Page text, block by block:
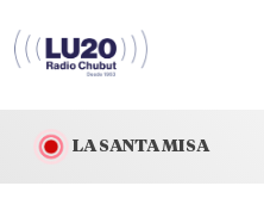
LA SANTA MISA